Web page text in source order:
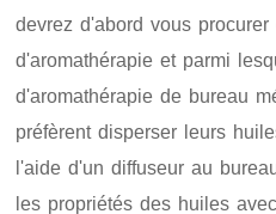
devrez d'abord vous
d'aromathérapie et parmi
d'aromathérapie de bureau
préfèrent disperser leurs
l'aide d'un diffuseur au
les propriétés des huiles